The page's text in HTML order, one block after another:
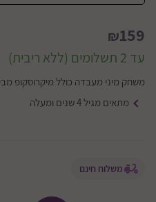
₪159
עד 2 תשלומים (ללא ריבית)
משחק מיני מעבדה כולל מיקרוסקופ
מתאים מגיל 4 שנים ומעלה
משלוח חינם